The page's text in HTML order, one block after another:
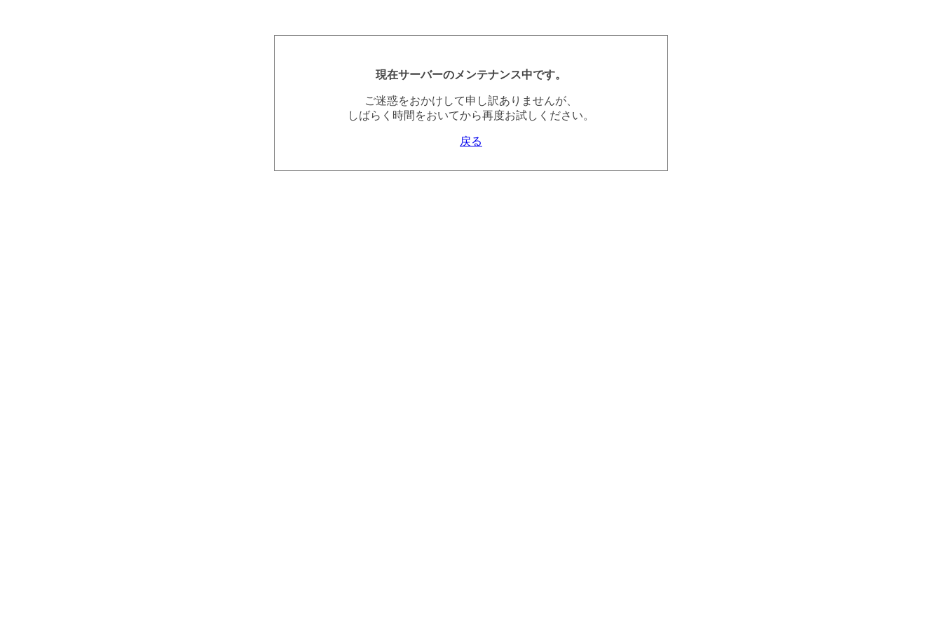
現在サーバーのメンテナンス中です。
ご迷惑をおかけして申し訳ありませんが、
しばらく時間をおいてから再度お試しください。
戻る